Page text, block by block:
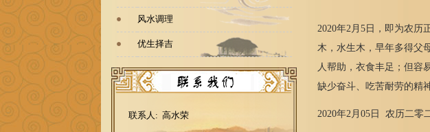
风水调理
优生择吉
联系人: 高水荣
2020年2月5日，即为农历
木，水生木，早年多得父
人帮助，衣食丰足；但容
缺少奋斗、吃苦耐劳的精
2020年2月05日 农历二零